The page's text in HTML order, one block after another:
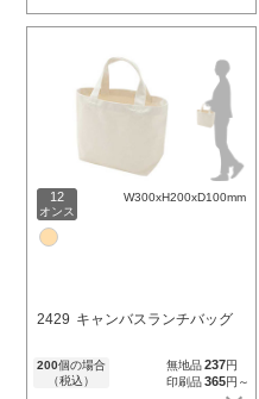
12
オンス
W300xH200xD100mm
2429 キャンバスランチバッグ
200個の場合
（税込）
無地品237円
印刷品365円～